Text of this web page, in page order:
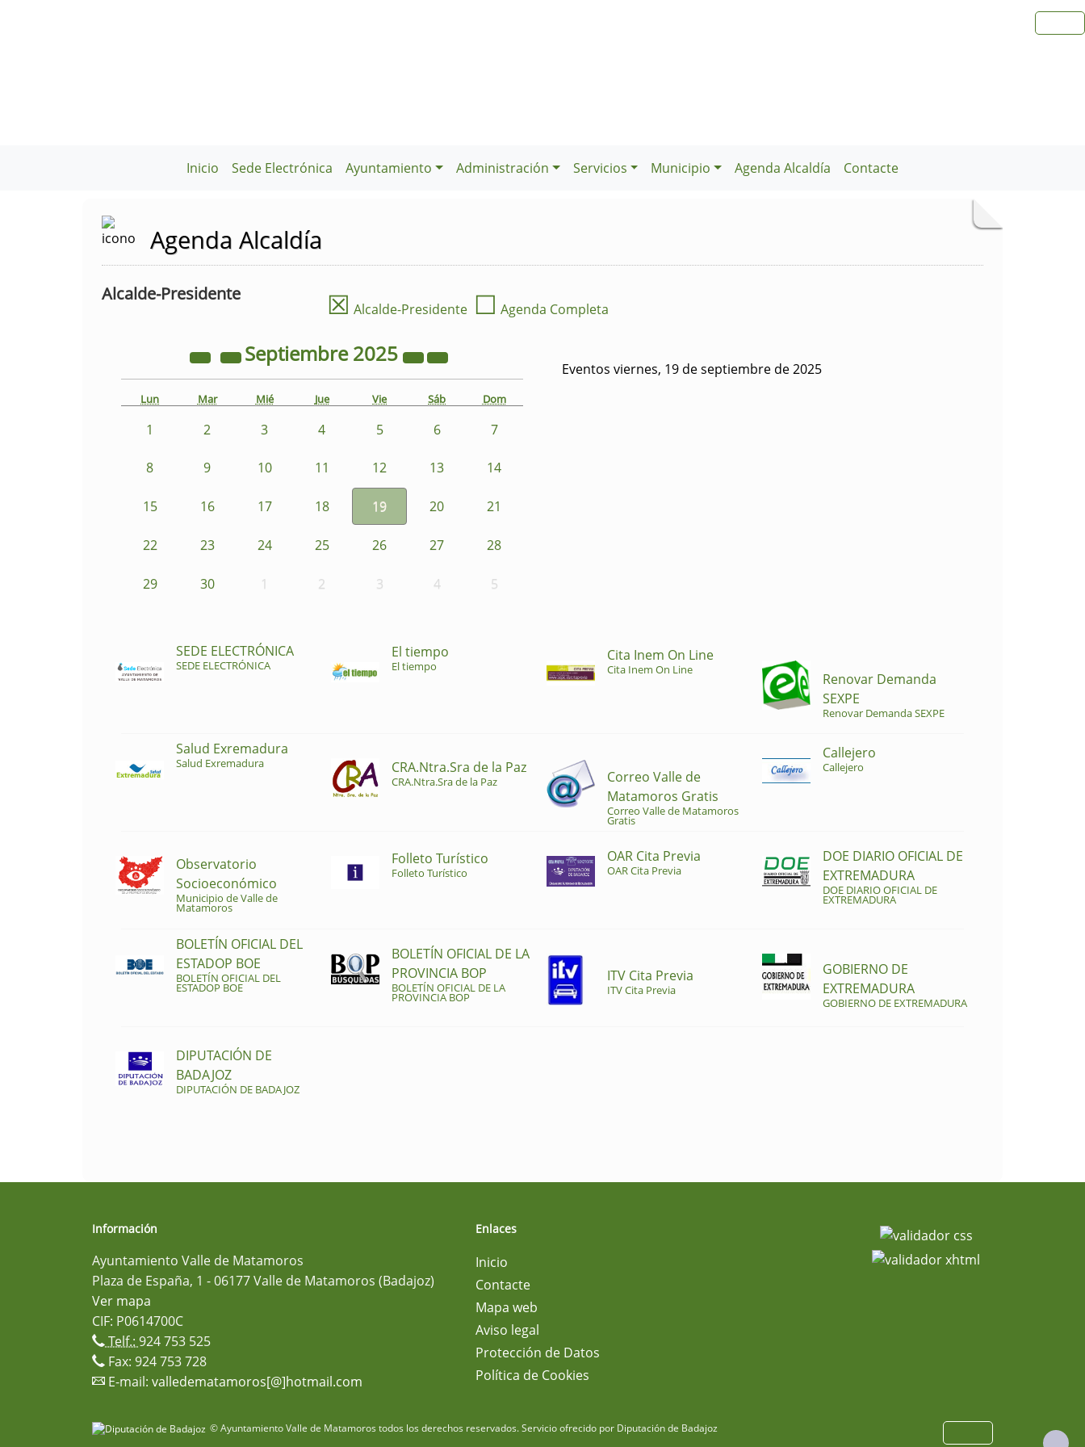
Inicio Sede Electrónica Ayuntamiento Administración Servicios Municipio Agenda Alcaldía Contacte
Agenda Alcaldía
Alcalde-Presidente ☒ Alcalde-Presidente ☐ Agenda Completa
Septiembre2025
Lun Mar Mié Jue Vie Sáb Dom
1 2 3 4 5 6 7
8 9 10 11 12 13 14
15 16 17 18 19 20 21
22 23 24 25 26 27 28
29 30 1 2 3 4 5
Eventos viernes, 19 de septiembre de 2025
SEDE ELECTRÓNICA
SEDE ELECTRÓNICA
El tiempo
El tiempo
Cita Inem On Line
Cita Inem On Line
Renovar Demanda
SEXPE
Renovar Demanda SEXPE
Salud Exremadura
Salud Exremadura CRA.Ntra.Sra de la Paz
CRA.Ntra.Sra de la Paz
Correo Valle de
Matamoros Gratis
Correo Valle de Matamoros
Gratis
Callejero
Callejero
Observatorio
Socioeconómico
Municipio de Valle de
Matamoros
Folleto Turístico
Folleto Turístico
OAR Cita Previa
OAR Cita Previa
DOE DIARIO OFICIAL DE
EXTREMADURA
DOE DIARIO OFICIAL DE
EXTREMADURA
BOLETÍN OFICIAL DEL
ESTADOP BOE
BOLETÍN OFICIAL DEL
ESTADOP BOE
BOLETÍN OFICIAL DE LA
PROVINCIA BOP
BOLETÍN OFICIAL DE LA
PROVINCIA BOP
ITV Cita Previa
ITV Cita Previa
GOBIERNO DE
EXTREMADURA
GOBIERNO DE EXTREMADURA
DIPUTACIÓN DE
BADAJOZ
DIPUTACIÓN DE BADAJOZ
Información
Ayuntamiento Valle de Matamoros
Plaza de España, 1 - 06177 Valle de Matamoros (Badajoz)
Ver mapa
CIF: P0614700C
Telf.:924 753 525
Fax: 924 753 728
E-mail: valledematamoros[@]hotmail.com
Enlaces
Inicio
Contacte
Mapa web
Aviso legal
Protección de Datos
Política de Cookies
© Ayuntamiento Valle de Matamoros todos los derechos reservados.Servicio ofrecido por Diputación de Badajoz